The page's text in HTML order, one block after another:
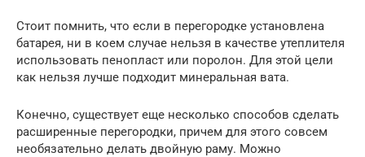
Стоит помнить, что если в перегородке установлена
батарея, ни в коем случае нельзя в качестве утеплителя
использовать пенопласт или поролон. Для этой цели
как нельзя лучше подходит минеральная вата.
Конечно, существует еще несколько способов сделать
расширенные перегородки, причем для этого совсем
необязательно делать двойную раму. Можно